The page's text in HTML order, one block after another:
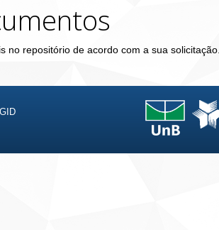
no repositório de acordo com a sua solicitação.